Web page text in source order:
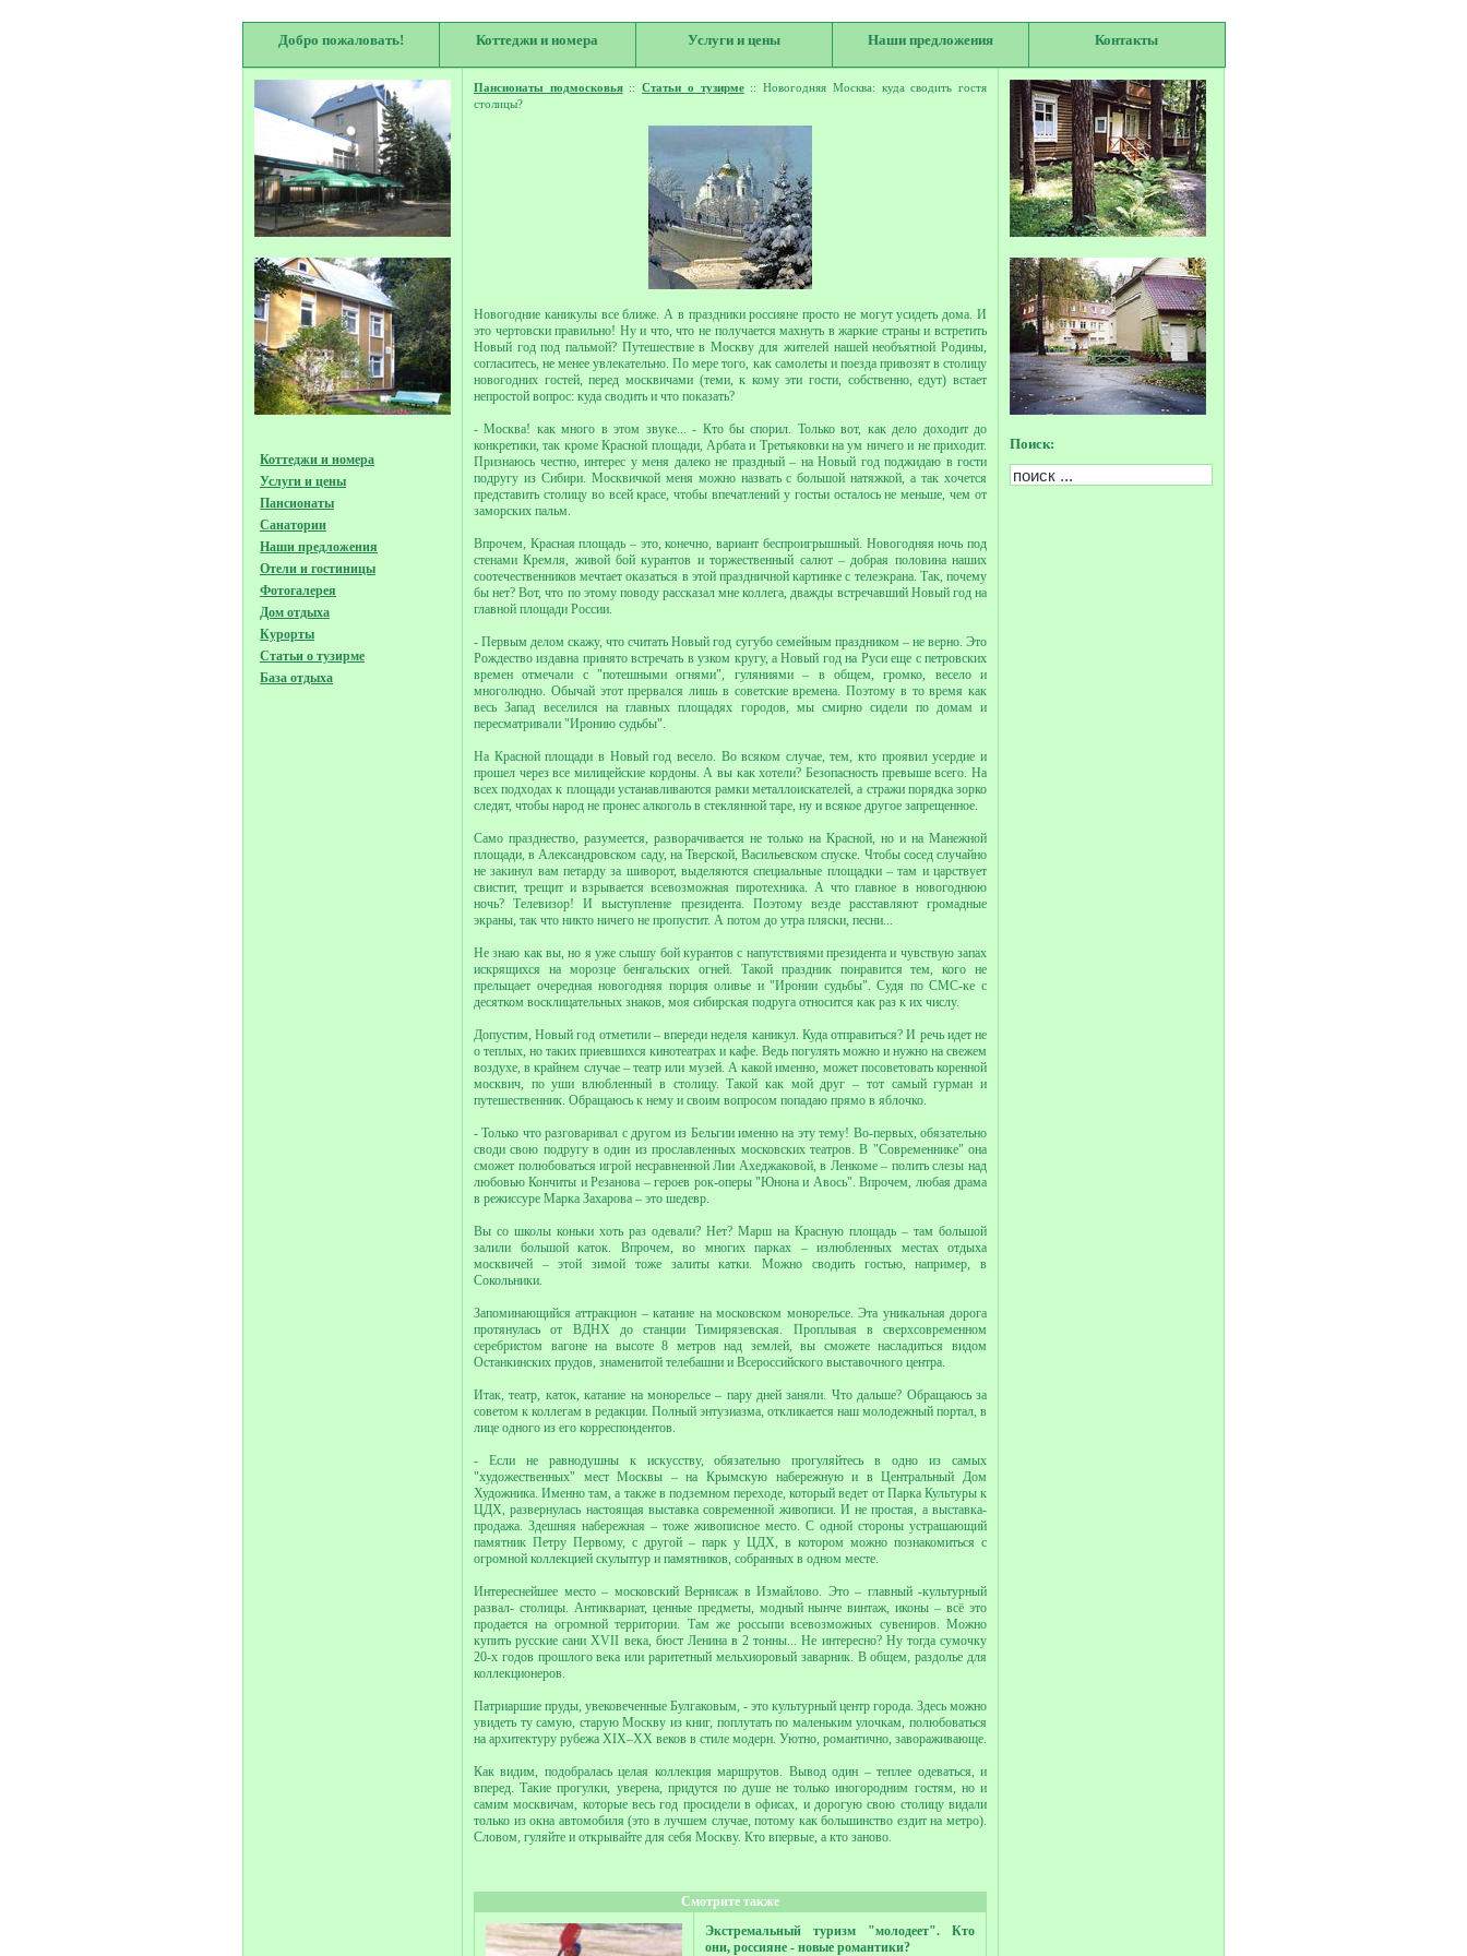
Добро пожаловать! Коттеджи и номера Услуги и цены Наши предложения Контакты
Коттеджи и номера
Услуги и цены
Пансионаты
Санатории
Наши предложения
Отели и гостиницы
Фотогалерея
Дом отдыха
Курорты
Статьи о тузирме
База отдыха
Пансионаты подмосковья::Статьи о тузирме:: Новогодняя Москва: куда сводить гостя
столицы?
Новогодние каникулы все ближе. А в праздники россияне просто не могут усидеть дома. И
это чертовски правильно! Ну и что, что не получается махнуть в жаркие страны и встретить
Новый год под пальмой? Путешествие в Москву для жителей нашей необъятной Родины,
согласитесь, не менее увлекательно. По мере того, как самолеты и поезда привозят в столицу
новогодних гостей, перед москвичами (теми, к кому эти гости, собственно, едут) встает
непростой вопрос: куда сводить и что показать?
- Москва! как много в этом звуке... - Кто бы спорил. Только вот, как дело доходит до
конкретики, так кроме Красной площади, Арбата и Третьяковки на ум ничего и не приходит.
Признаюсь честно, интерес у меня далеко не праздный – на Новый год поджидаю в гости
подругу из Сибири. Москвичкой меня можно назвать с большой натяжкой, а так хочется
представить столицу во всей красе, чтобы впечатлений у гостьи осталось не меньше, чем от
заморских пальм.
Впрочем, Красная площадь – это, конечно, вариант беспроигрышный. Новогодняя ночь под
стенами Кремля, живой бой курантов и торжественный салют – добрая половина наших
соотечественников мечтает оказаться в этой праздничной картинке с телеэкрана. Так, почему
бы нет? Вот, что по этому поводу рассказал мне коллега, дважды встречавший Новый год на
главной площади России.
- Первым делом скажу, что считать Новый год сугубо семейным праздником – не верно. Это
Рождество издавна принято встречать в узком кругу, а Новый год на Руси еще с петровских
времен отмечали с "потешными огнями", гуляниями – в общем, громко, весело и
многолюдно. Обычай этот прервался лишь в советские времена. Поэтому в то время как
весь Запад веселился на главных площадях городов, мы смирно сидели по домам и
пересматривали "Иронию судьбы".
На Красной площади в Новый год весело. Во всяком случае, тем, кто проявил усердие и
прошел через все милицейские кордоны. А вы как хотели? Безопасность превыше всего. На
всех подходах к площади устанавливаются рамки металлоискателей, а стражи порядка зорко
следят, чтобы народ не пронес алкоголь в стеклянной таре, ну и всякое другое запрещенное.
Само празднество, разумеется, разворачивается не только на Красной, но и на Манежной
площади, в Александровском саду, на Тверской, Васильевском спуске. Чтобы сосед случайно
не закинул вам петарду за шиворот, выделяются специальные площадки – там и царствует
свистит, трещит и взрывается всевозможная пиротехника. А что главное в новогоднюю
ночь? Телевизор! И выступление президента. Поэтому везде расставляют громадные
экраны, так что никто ничего не пропустит. А потом до утра пляски, песни...
Не знаю как вы, но я уже слышу бой курантов с напутствиями президента и чувствую запах
искрящихся на морозце бенгальских огней. Такой праздник понравится тем, кого не
прельщает очередная новогодняя порция оливье и "Иронии судьбы". Судя по СМС-ке с
десятком восклицательных знаков, моя сибирская подруга относится как раз к их числу.
Допустим, Новый год отметили – впереди неделя каникул. Куда отправиться? И речь идет не
о теплых, но таких приевшихся кинотеатрах и кафе. Ведь погулять можно и нужно на свежем
воздухе, в крайнем случае – театр или музей. А какой именно, может посоветовать коренной
москвич, по уши влюбленный в столицу. Такой как мой друг – тот самый гурман и
путешественник. Обращаюсь к нему и своим вопросом попадаю прямо в яблочко.
- Только что разговаривал с другом из Бельгии именно на эту тему! Во-первых, обязательно
своди свою подругу в один из прославленных московских театров. В "Современнике" она
сможет полюбоваться игрой несравненной Лии Ахеджаковой, в Ленкоме – полить слезы над
любовью Кончиты и Резанова – героев рок-оперы "Юнона и Авось". Впрочем, любая драма
в режиссуре Марка Захарова – это шедевр.
Вы со школы коньки хоть раз одевали? Нет? Марш на Красную площадь – там большой
залили большой каток. Впрочем, во многих парках – излюбленных местах отдыха
москвичей – этой зимой тоже залиты катки. Можно сводить гостью, например, в
Сокольники.
Запоминающийся аттракцион – катание на московском монорельсе. Эта уникальная дорога
протянулась от ВДНХ до станции Тимирязевская. Проплывая в сверхсовременном
серебристом вагоне на высоте 8 метров над землей, вы сможете насладиться видом
Останкинских прудов, знаменитой телебашни и Всероссийского выставочного центра.
Итак, театр, каток, катание на монорельсе – пару дней заняли. Что дальше? Обращаюсь за
советом к коллегам в редакции. Полный энтузиазма, откликается наш молодежный портал, в
лице одного из его корреспондентов.
- Если не равнодушны к искусству, обязательно прогуляйтесь в одно из самых
"художественных" мест Москвы – на Крымскую набережную и в Центральный Дом
Художника. Именно там, а также в подземном переходе, который ведет от Парка Культуры к
ЦДХ, развернулась настоящая выставка современной живописи. И не простая, а выставка-
продажа. Здешняя набережная – тоже живописное место. С одной стороны устрашающий
памятник Петру Первому, с другой – парк у ЦДХ, в котором можно познакомиться с
огромной коллекцией скульптур и памятников, собранных в одном месте.
Интереснейшее место – московский Вернисаж в Измайлово. Это – главный -культурный
развал- столицы. Антиквариат, ценные предметы, модный нынче винтаж, иконы – всё это
продается на огромной территории. Там же россыпи всевозможных сувениров. Можно
купить русские сани XVII века, бюст Ленина в 2 тонны... Не интересно? Ну тогда сумочку
20-х годов прошлого века или раритетный мельхиоровый заварник. В общем, раздолье для
коллекционеров.
Патриаршие пруды, увековеченные Булгаковым, - это культурный центр города. Здесь можно
увидеть ту самую, старую Москву из книг, поплутать по маленьким улочкам, полюбоваться
на архитектуру рубежа XIX–XX веков в стиле модерн. Уютно, романтично, завораживающе.
Как видим, подобралась целая коллекция маршрутов. Вывод один – теплее одеваться, и
вперед. Такие прогулки, уверена, придутся по душе не только иногородним гостям, но и
самим москвичам, которые весь год просидели в офисах, и дорогую свою столицу видали
только из окна автомобиля (это в лучшем случае, потому как большинство ездит на метро).
Словом, гуляйте и открывайте для себя Москву. Кто впервые, а кто заново.
Смотрите также
Экстремальный туризм "молодеет". Кто
они, россияне - новые романтики?
Поиск: